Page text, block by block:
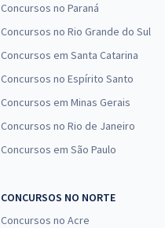
Concursos no Paraná
Concursos no Rio Grande do Sul
Concursos em Santa Catarina
Concursos no Espírito Santo
Concursos em Minas Gerais
Concursos no Rio de Janeiro
Concursos em São Paulo
CONCURSOS NO NORTE
Concursos no Acre